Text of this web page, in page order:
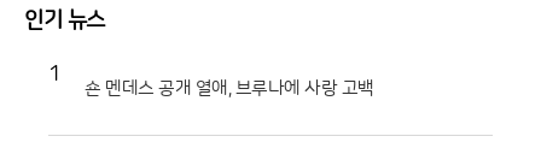
인기 뉴스
1
숀 멘데스 공개 열애, 브루나에 사랑 고백